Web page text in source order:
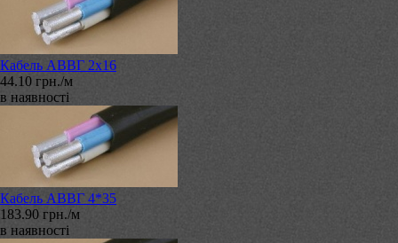
Кабель АВВГ 2х16
44.10 грн./м
в наявності
Кабель АВВГ 4*35
183.90 грн./м
в наявності